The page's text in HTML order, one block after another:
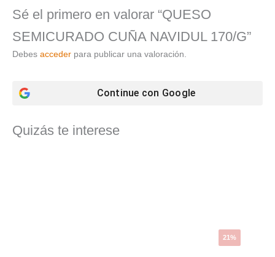
Sé el primero en valorar “QUESO
SEMICURADO CUÑA NAVIDUL 170/G”
Debes acceder para publicar una valoración.
Continue con Google
Quizás te interese
21%